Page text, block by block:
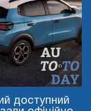
доступний